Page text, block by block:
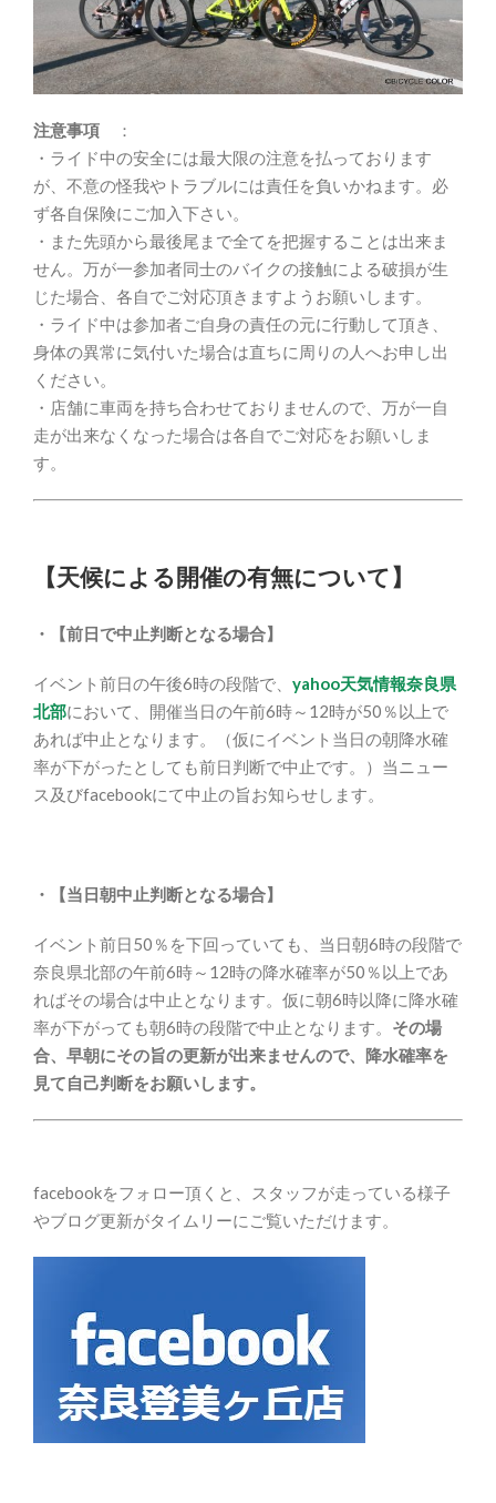
注意事項 ：
・ライド中の安全には最大限の注意を払っております
が、不意の怪我やトラブルには責任を負いかねます。必
ず各自保険にご加入下さい。
・また先頭から最後尾まで全てを把握することは出来ま
せん。万が一参加者同士のバイクの接触による破損が生
じた場合、各自でご対応頂きますようお願いします。
・ライド中は参加者ご自身の責任の元に行動して頂き、
身体の異常に気付いた場合は直ちに周りの人へお申し出
ください。
・店舗に車両を持ち合わせておりませんので、万が一自
走が出来なくなった場合は各自でご対応をお願いしま
す。
【天候による開催の有無について】
・【前日で中止判断となる場合】
イベント前日の午後6時の段階で、 yahoo天気情報奈良県
北部において、開催当日の午前6時～12時が50％以上で
あれば中止となります。（仮にイベント当日の朝降水確
率が下がったとしても前日判断で中止です。）当ニュー
ス及びfacebookにて中止の旨お知らせします。
・【当日朝中止判断となる場合】
イベント前日50％を下回っていても、当日朝6時の段階で
奈良県北部の午前6時～12時の降水確率が50％以上であ
ればその場合は中止となります。仮に朝6時以降に降水確
率が下がっても朝6時の段階で中止となります。 その場
合、早朝にその旨の更新が出来ませんので、降水確率を
見て自己判断をお願いします。
facebookをフォロー頂くと、スタッフが走っている様子
やブログ更新がタイムリーにご覧いただけます。